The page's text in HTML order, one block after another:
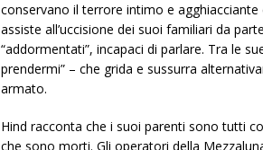
conservano il terrore intimo e
assiste all’uccisione dei suoi familiari da
“addormentati”, incapaci di parlare. Tra le
prendermi” – che grida e sussurra
armato.
Hind racconta che i suoi parenti sono tutti
che sono morti. Gli operatori della